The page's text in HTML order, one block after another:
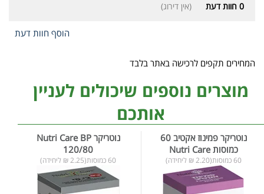
0 חוות דעת (אין דירוג)
הוסף חוות דעת
המחירים תקפים לרכישה באתר בלבד
מוצרים נוספים שיכולים לעניין
אותכם
נוטריקר פמינוז אקטיב 60
כמוסות Nutri Care
60 כמוסות(2.20 ₪ ליחידה)
נוטריקר Nutri Care BP
120/80
60 כמוסות(2.25 ₪ ליחידה)